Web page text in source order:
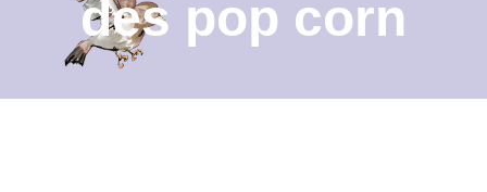
Documents
Les menus à venir
des pop corn